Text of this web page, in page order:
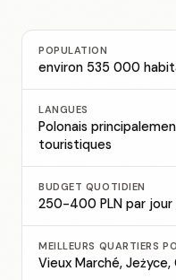
POPULATION
environ 535 000
LANGUES
Polonais
touristiques
BUDGET QUOTIDIEN
250-400 PLN par jour
MEILLEURS QUARTIERS
Vieux Marché,